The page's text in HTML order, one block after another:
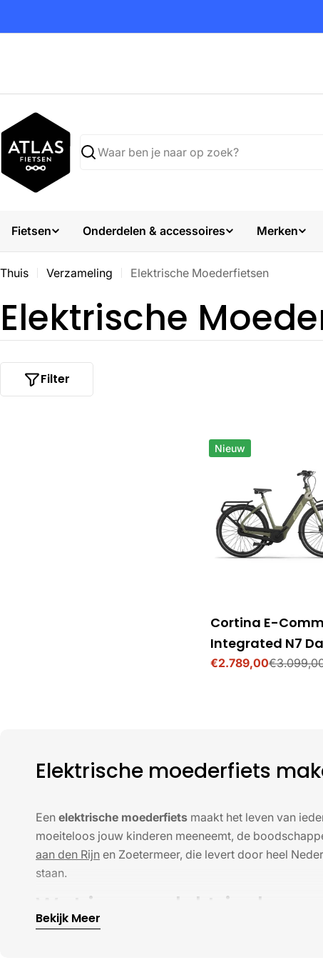
Zoekopdracht
Fietsen Onderdelen & accessoires Merken
Thuis Verzameling Elektrische Moederfietsen
V
e
r
Elektrische
Filter
Nieuw
Cortina E-
Integrated N7
Verkoopprijs
€2.789,00
Normale
Elektrische moederfiets
Een elektrische moederfiets maakt het leven van
moeiteloos jouw kinderen meeneemt, de
aan den Rijn en Zoetermeer, die levert door heel
staan.
Wat is een elektrische
Bekijk Meer